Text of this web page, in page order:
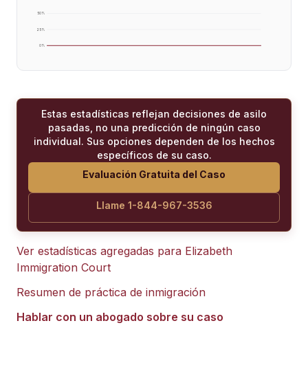
0%
25%
50%
Estas estadísticas reflejan decisiones de asilo
pasadas, no una predicción de ningún caso
individual. Sus opciones dependen de los hechos
específicos de su caso.
Evaluación Gratuita del Caso
Llame 1-844-967-3536
Ver estadísticas agregadas para Elizabeth
Immigration Court
Resumen de práctica de inmigración
Hablar con un abogado sobre su caso